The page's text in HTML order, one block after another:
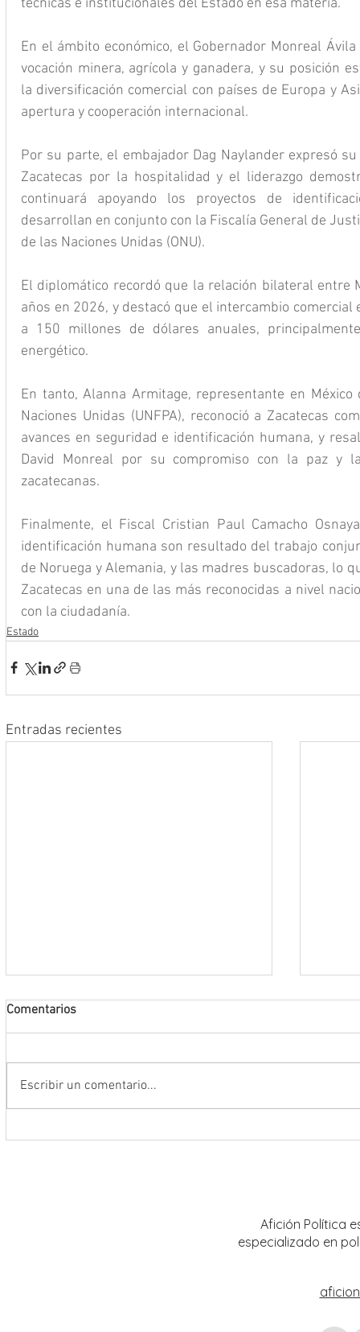
En el ámbito económico, el Gobernador Monreal
vocación minera, agrícola y ganadera, y su posición
la diversificación comercial con países de Europa y
apertura y cooperación internacional.
Por su parte, el embajador Dag Naylander expresó
Zacatecas por la hospitalidad y el liderazgo
continuará apoyando los proyectos de
desarrollan en conjunto con la Fiscalía General de
de las Naciones Unidas (ONU).
El diplomático recordó que la relación bilateral entre
años en 2026, y destacó que el intercambio comercial
a 150 millones de dólares anuales,
energético.
En tanto, Alanna Armitage, representante en
Naciones Unidas (UNFPA), reconoció a Zacatecas
avances en seguridad e identificación humana, y
David Monreal por su compromiso con la paz y
zacatecanas.
Finalmente, el Fiscal Cristian Paul Camacho
identificación humana son resultado del trabajo
de Noruega y Alemania, y las madres buscadoras, lo
Zacatecas en una de las más reconocidas a nivel
con la ciudadanía.
Estado
Entradas recientes
Comentarios
Escribir un comentario...
Afición Política
especializado en